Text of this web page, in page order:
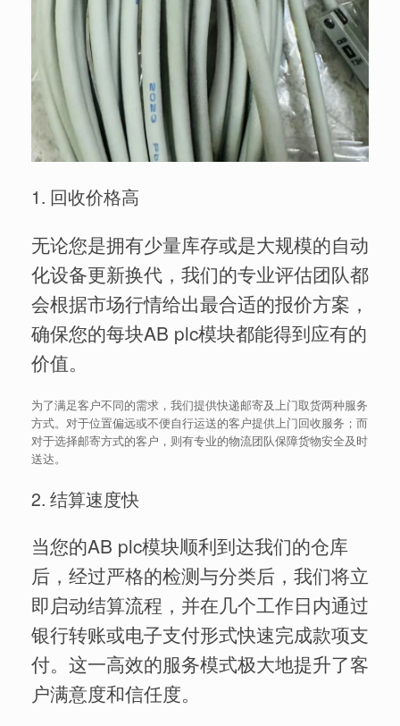
1. 回收价格高
无论您是拥有少量库存或是大规模的自动
化设备更新换代，我们的专业评估团队都
会根据市场行情给出最合适的报价方案，
确保您的每块AB plc模块都能得到应有的
价值。
为了满足客户不同的需求，我们提供快递邮寄及上门取货两种服务
方式。对于位置偏远或不便自行运送的客户提供上门回收服务；而
对于选择邮寄方式的客户，则有专业的物流团队保障货物安全及时
送达。
2. 结算速度快
当您的AB plc模块顺利到达我们的仓库
后，经过严格的检测与分类后，我们将立
即启动结算流程，并在几个工作日内通过
银行转账或电子支付形式快速完成款项支
付。这一高效的服务模式极大地提升了客
户满意度和信任度。